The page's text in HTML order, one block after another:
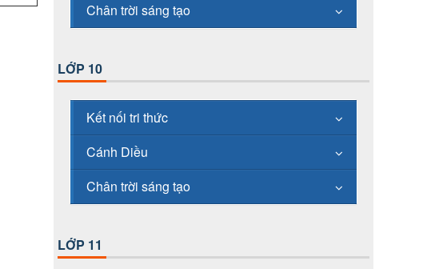
Chân trời sáng tạo
LỚP 10
Kết nối tri thức
Cánh Diều
Chân trời sáng tạo
LỚP 11